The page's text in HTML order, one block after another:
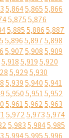
5,8645,8655,866
5,8755,876
5,8855,8865,887
5,8965,8975,898
5,9075,9085,909
5,9185,9195,920
5,9295,930
5,9395,9405,941
5,9505,9515,952
5,9615,9625,963
5,9725,9735,974
5,9835,9845,985